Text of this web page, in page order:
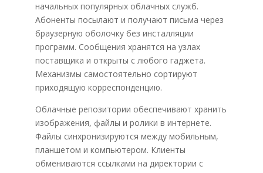
начальных популярных облачных служб.
Абоненты посылают и получают письма через
браузерную оболочку без инсталляции
программ. Сообщения хранятся на узлах
поставщика и открыты с любого гаджета.
Механизмы самостоятельно сортируют
приходящую корреспонденцию.
Облачные репозитории обеспечивают хранить
изображения, файлы и ролики в интернете.
Файлы синхронизируются между мобильным,
планшетом и компьютером. Клиенты
обмениваются ссылками на директории с